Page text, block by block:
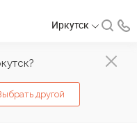
другой
Иркутск